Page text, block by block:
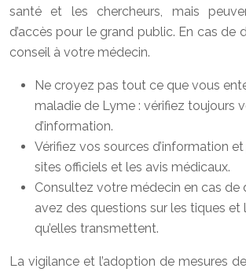
santé et les chercheurs, mais
d’accès pour le grand public. En cas de
conseil à votre médecin.
Ne croyez pas tout ce que vous
maladie de Lyme : vérifiez toujours
d’information.
Vérifiez vos sources d’information
sites officiels et les avis médicaux.
Consultez votre médecin en cas de
avez des questions sur les tiques et
qu’elles transmettent.
La vigilance et l’adoption de mesures